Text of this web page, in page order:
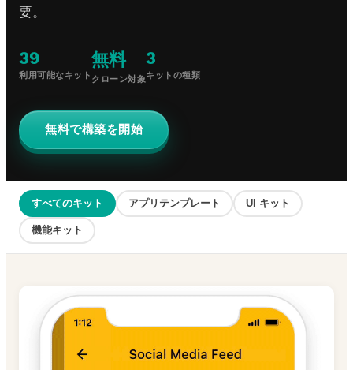
要。
39
利用可能なキット
無料
クローン対象
3
キットの種類
無料で構築を開始
すべてのキット アプリテンプレート UI キット
機能キット